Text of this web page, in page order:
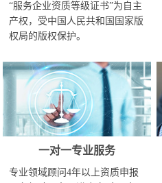
“服务企业资质等级证书”为自主
产权，受中国人民共和国国家版
权局的版权保护。
一对一专业服务
专业领域顾问4年以上资质申报